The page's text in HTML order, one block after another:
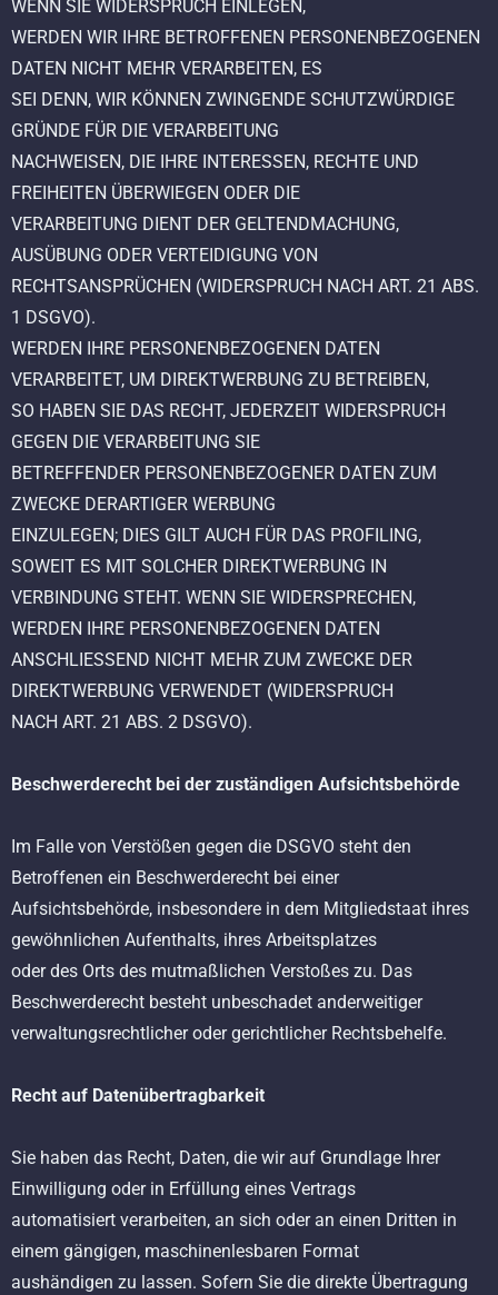
WENN SIE WIDERSPRUCH EINLEGEN,
WERDEN WIR IHRE BETROFFENEN PERSONENBEZOGENEN
DATEN NICHT MEHR VERARBEITEN, ES
SEI DENN, WIR KÖNNEN ZWINGENDE SCHUTZWÜRDIGE
GRÜNDE FÜR DIE VERARBEITUNG
NACHWEISEN, DIE IHRE INTERESSEN, RECHTE UND
FREIHEITEN ÜBERWIEGEN ODER DIE
VERARBEITUNG DIENT DER GELTENDMACHUNG,
AUSÜBUNG ODER VERTEIDIGUNG VON
RECHTSANSPRÜCHEN (WIDERSPRUCH NACH ART. 21 ABS.
1 DSGVO).
WERDEN IHRE PERSONENBEZOGENEN DATEN
VERARBEITET, UM DIREKTWERBUNG ZU BETREIBEN,
SO HABEN SIE DAS RECHT, JEDERZEIT WIDERSPRUCH
GEGEN DIE VERARBEITUNG SIE
BETREFFENDER PERSONENBEZOGENER DATEN ZUM
ZWECKE DERARTIGER WERBUNG
EINZULEGEN; DIES GILT AUCH FÜR DAS PROFILING,
SOWEIT ES MIT SOLCHER DIREKTWERBUNG IN
VERBINDUNG STEHT. WENN SIE WIDERSPRECHEN,
WERDEN IHRE PERSONENBEZOGENEN DATEN
ANSCHLIESSEND NICHT MEHR ZUM ZWECKE DER
DIREKTWERBUNG VERWENDET (WIDERSPRUCH
NACH ART. 21 ABS. 2 DSGVO).
Beschwerderecht bei der zuständigen Aufsichtsbehörde
Im Falle von Verstößen gegen die DSGVO steht den
Betroffenen ein Beschwerderecht bei einer
Aufsichtsbehörde, insbesondere in dem Mitgliedstaat ihres
gewöhnlichen Aufenthalts, ihres Arbeitsplatzes
oder des Orts des mutmaßlichen Verstoßes zu. Das
Beschwerderecht besteht unbeschadet anderweitiger
verwaltungsrechtlicher oder gerichtlicher Rechtsbehelfe.
Recht auf Datenübertragbarkeit
Sie haben das Recht, Daten, die wir auf Grundlage Ihrer
Einwilligung oder in Erfüllung eines Vertrags
automatisiert verarbeiten, an sich oder an einen Dritten in
einem gängigen, maschinenlesbaren Format
aushändigen zu lassen. Sofern Sie die direkte Übertragung